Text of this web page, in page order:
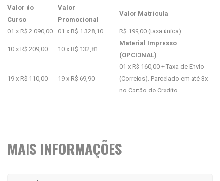
Valor do
Curso
Valor
Promocional
Valor Matrícula
01 x R$ 2.090,00 01 x R$ 1.328,10 R$ 199,00 (taxa única)
10 x R$ 209,00 10 x R$ 132,81
Material Impresso
(OPCIONAL)
19 x R$ 110,00 19 x R$ 69,90
01 x R$ 160,00 + Taxa de Envio
(Correios). Parcelado em até 3x
no Cartão de Crédito.
MAIS INFORMAÇÕES